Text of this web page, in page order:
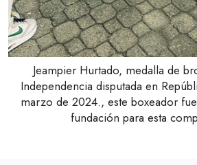
Jeampier Hurtado, medalla de
Independencia disputada en
marzo de 2024., este boxeador
fundación para esta